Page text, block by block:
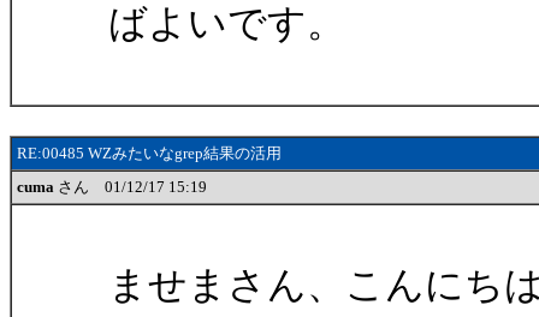
ばよいです。
RE:00485 WZみたいなgrep結果の活用
cuma さん 01/12/17 15:19
ませまさん、こんにち